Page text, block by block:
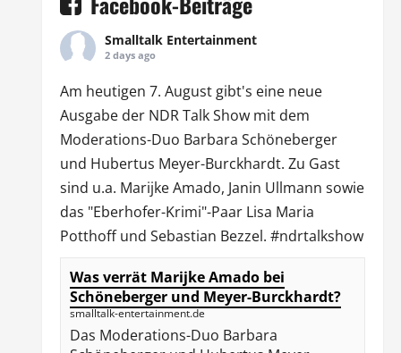
Smalltalk Entertainment
2 days ago
Am heutigen 7. August gibt's eine neue
Ausgabe der NDR Talk Showmit dem
Moderations-Duo Barbara Schöneberger
und Hubertus Meyer-Burckhardt. Zu Gast
sind u.a. Marijke Amado, Janin Ullmann sowie
das "Eberhofer-Krimi"-Paar Lisa Maria
Potthoff und Sebastian Bezzel. #ndrtalkshow
Was verrät Marijke Amado bei
Schöneberger und Meyer-Burckhardt?
smalltalk-entertainment.de
Das Moderations-Duo Barbara